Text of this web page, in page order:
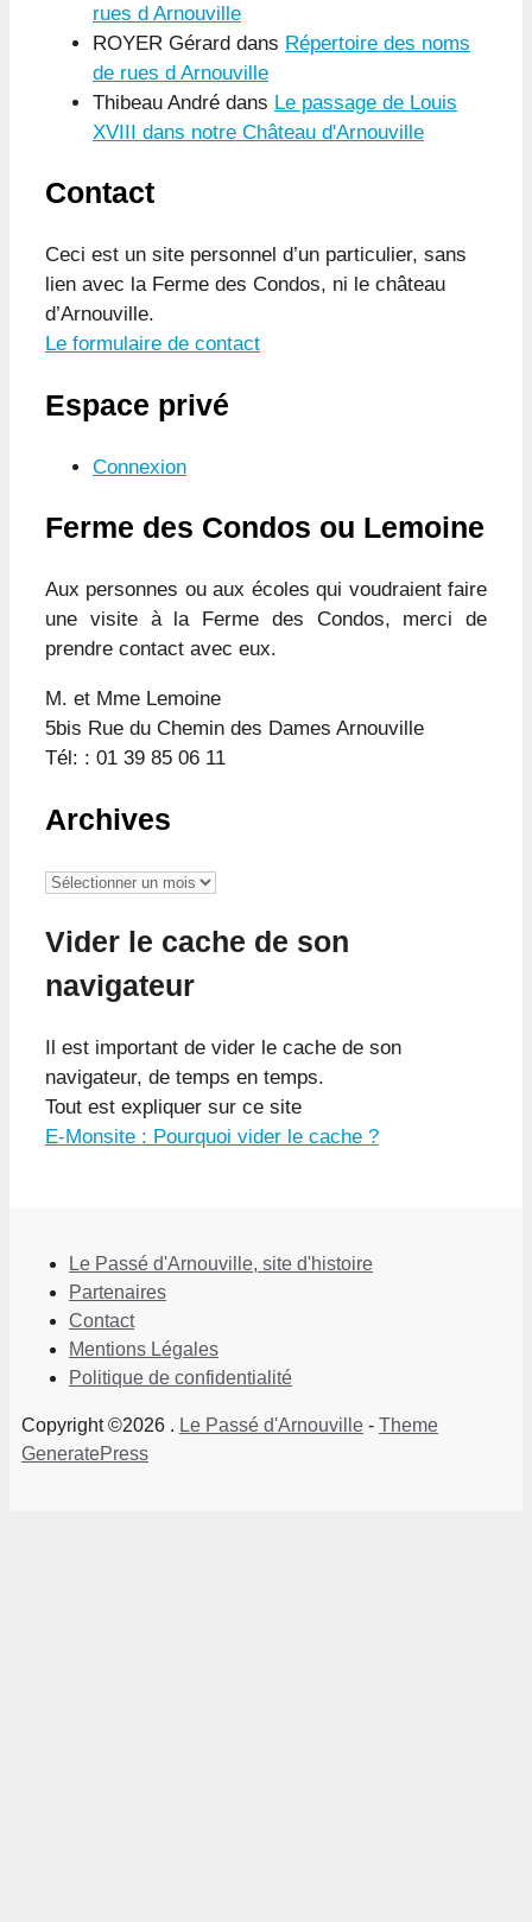
rues d Arnouville
ROYER Gérard dans Répertoire des noms
de rues d Arnouville
Thibeau André dans Le passage de Louis
XVIII dans notre Château d'Arnouville
Contact
Ceci est un site personnel d’un particulier, sans
lien avec la Ferme des Condos, ni le château
d’Arnouville.
Le formulaire de contact
Espace privé
Connexion
Ferme des Condos ou Lemoine
Aux personnes ou aux écoles qui voudraient faire
une visite à la Ferme des Condos, merci de
prendre contact avec eux.
M. et Mme Lemoine
5bis Rue du Chemin des Dames Arnouville
Tél: : 01 39 85 06 11
Archives
Archives
Vider le cache de son
navigateur
Il est important de vider le cache de son
navigateur, de temps en temps.
Tout est expliquer sur ce site
E-Monsite : Pourquoi vider le cache ?
Le Passé d'Arnouville, site d'histoire
Partenaires
Contact
Mentions Légales
Politique de confidentialité
Copyright ©2026 . Le Passé d'Arnouville - Theme
GeneratePress